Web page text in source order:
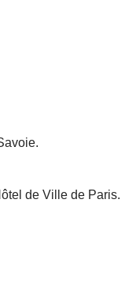
de Ville de Paris.